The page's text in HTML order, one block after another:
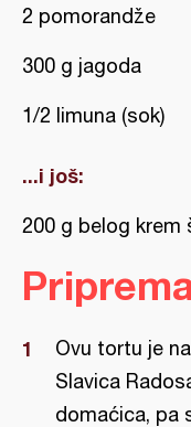
2 pomorandže
300 g jagoda
1/2 limuna (sok)
...i još:
200 g belog krem
Ovu tortu je
Slavica
domaćica, pa